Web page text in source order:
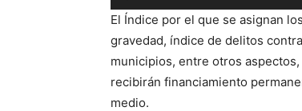
de
audio
El Índice por el que se asignan
gravedad, índice de delitos
municipios, entre otros
recibirán financiamiento
medio.